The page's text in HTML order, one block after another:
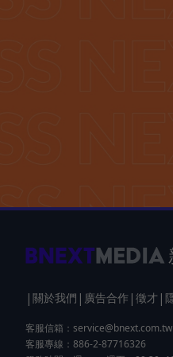
| 關於我們 | 廣告合作 | 徵才 |
客服信箱： service@bnext.com.tw
客服專線：886-2-87716326